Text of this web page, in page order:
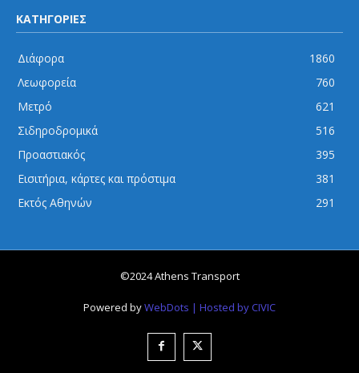
ΚΑΤΗΓΟΡΙΕΣ
Διάφορα
1860
Λεωφορεία
760
Μετρό
621
Σιδηροδρομικά
516
Προαστιακός
395
Εισιτήρια, κάρτες και πρόστιμα
381
Εκτός Αθηνών
291
©2024 Athens Transport
Powered byWebDots | Hosted by CIVIC